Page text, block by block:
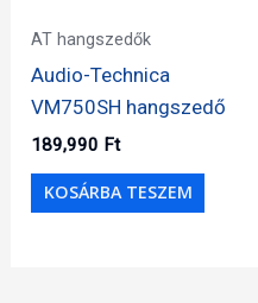
AT hangszedők
Audio-Technica
VM750SH hangszedő
189,990 Ft
KOSÁRBA TESZEM